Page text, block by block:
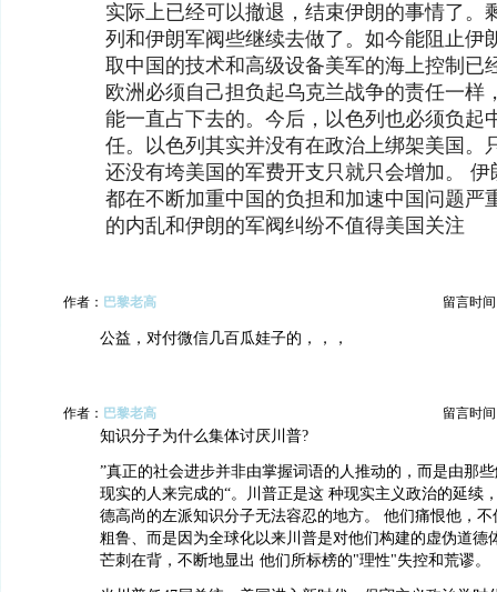
实际上已经可以撤退，结束伊朗的事情了。
列和伊朗军阀些继续去做了。如今能阻止伊
取中国的技术和高级设备美军的海上控制已
欧洲必须自己担负起乌克兰战争的责任一样
能一直占下去的。今后，以色列也必须负起
任。以色列其实并没有在政治上绑架美国。
还没有垮美国的军费开支只就只会增加。
都在不断加重中国的负担和加速中国问题严
的内乱和伊朗的军阀纠纷不值得美国关注
作者： 巴黎老高 留言时间
公益，对付微信几百瓜娃子的，，，
作者： 巴黎老高 留言时间
知识分子为什么集体讨厌川普?
”真正的社会进步并非由掌握词语的人推动的，而是由那
现实的人来完成的“。川普正是这 种现实主义政治的延续
德高尚的左派知识分子无法容忍的地方。 他们痛恨他，
粗鲁、而是因为全球化以来川普是对他们构建的虚伪道德
芒刺在背，不断地显出 他们所标榜的"理性"失控和荒谬。